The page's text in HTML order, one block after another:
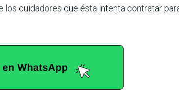
los cuidadores que ésta intenta contratar